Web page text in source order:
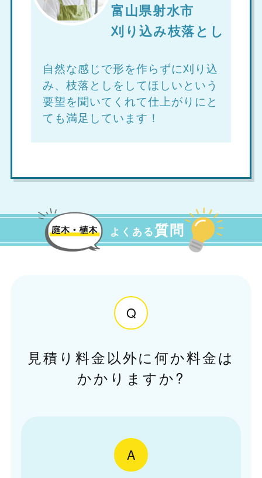
富山県射水市
刈り込み枝落とし
自然な感じで形を作らずに刈り込
み、枝落としをしてほしいという
要望を聞いてくれて仕上がりにと
ても満足しています！
よくある質問
Q
見積り料金以外に何か料金は
かかりますか?
A